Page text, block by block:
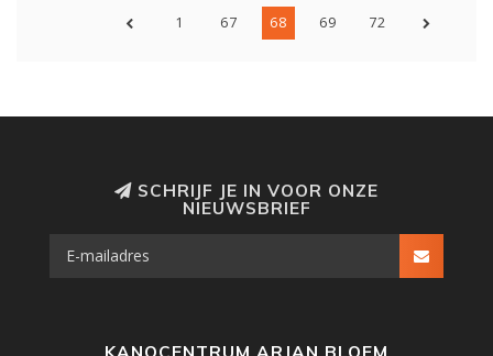
1 67 68 69 72
SCHRIJF JE IN VOOR ONZE
NIEUWSBRIEF